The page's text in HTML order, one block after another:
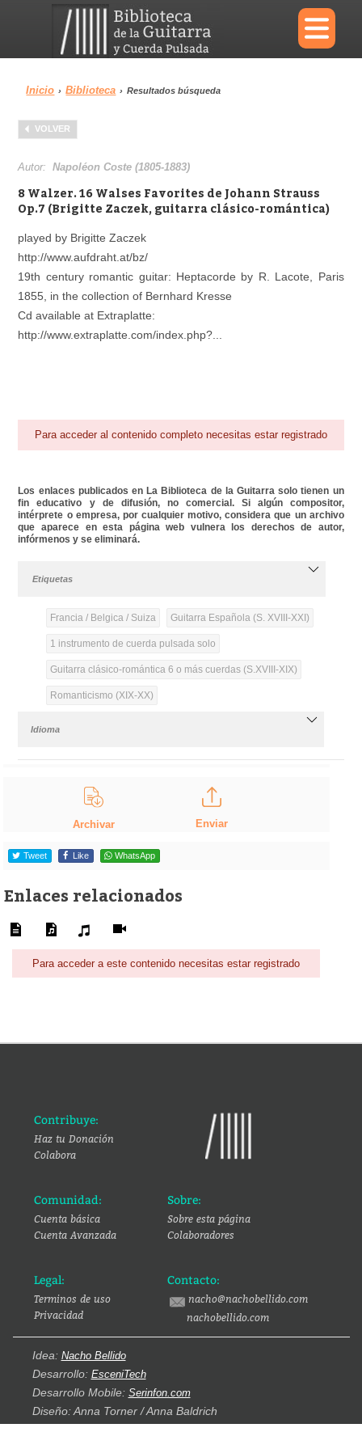
×
Menu
Biblioteca
Área personal
Inicio › Biblioteca › Resultados búsqueda
VOLVER
Autor:Napoléon Coste (1805-1883)
8 Walzer. 16 Walses Favorites de Johann Strauss
Op.7 (Brigitte Zaczek, guitarra clásico-romántica)
played by Brigitte Zaczek
http://www.aufdraht.at/bz/
19th century romantic guitar: Heptacorde by R. Lacote, Paris
1855, in the collection of Bernhard Kresse
Cd available at Extraplatte:
http://www.extraplatte.com/index.php?...
Para acceder al contenido completo necesitas estar registrado
Los enlaces publicados en La Biblioteca de la Guitarra solo tienen un
fin educativo y de difusión, no comercial. Si algún compositor,
intérprete o empresa, por cualquier motivo, considera que un archivo
que aparece en esta página web vulnera los derechos de autor,
infórmenos y se eliminará.
Etiquetas
Francia / Belgica / Suiza Guitarra Española (S. XVIII-XXI)
1 instrumento de cuerda pulsada solo
Guitarra clásico-romántica 6 o más cuerdas (S.XVIII-XIX)
Romanticismo (XIX-XX)
Idioma
Archivar Enviar
Tweet Like WhatsApp
Enlaces relacionados
Para acceder a este contenido necesitas estar registrado
Contribuye:
Haz tu Donación
Colabora
Comunidad:
Cuenta básica
Cuenta Avanzada
Sobre:
Sobre esta página
Colaboradores
Legal:
Terminos de uso
Privacidad
Contacto:
nacho@nachobellido.com
nachobellido.com
Idea: Nacho Bellido
Desarrollo: EsceniTech
Desarrollo Mobile: Serinfon.com
Diseño: Anna Torner / Anna Baldrich